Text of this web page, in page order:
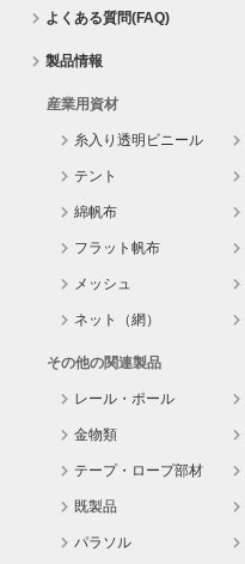
よくある質問(FAQ)
製品情報
産業用資材
糸入り透明ビニール
テント
綿帆布
フラット帆布
メッシュ
ネット（網）
その他の関連製品
レール・ポール
金物類
テープ・ロープ部材
既製品
パラソル